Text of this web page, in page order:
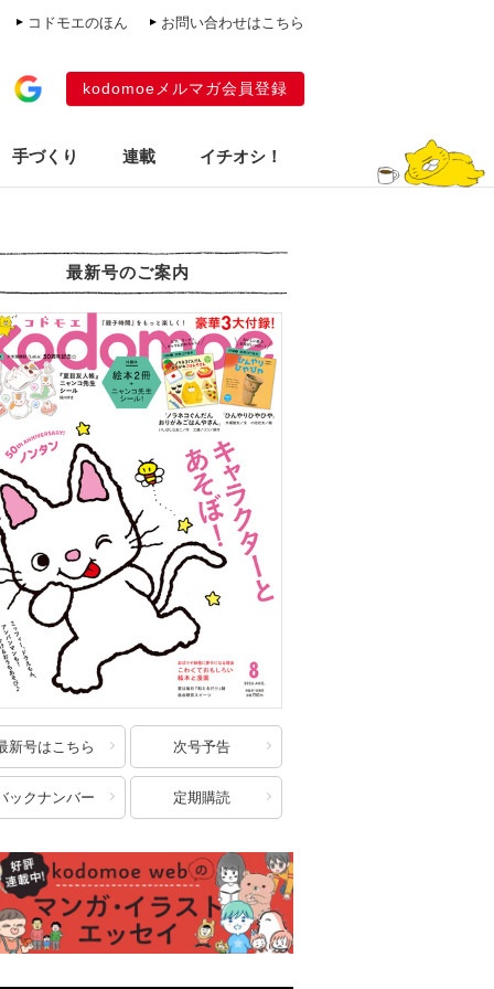
コドモエのほん お問い合わせはこちら
kodomoeメルマガ会員登録
手づくり 連載 イチオシ！
最新号のご案内
新号はこちら 次号予告
ックナンバー 定期購読